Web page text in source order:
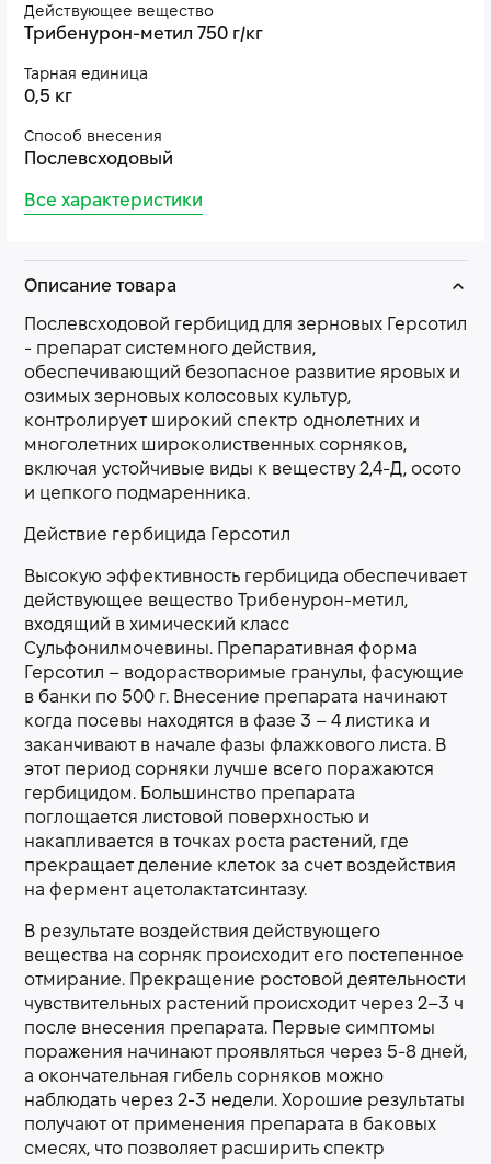
Действующее вещество
Трибенурон-метил 750 г/кг
Тарная единица
0,5 кг
Способ внесения
Послевсходовый
Все характеристики
Описание товара
Послевсходовой гербицид для зерновых Герсотил
- препарат системного действия,
обеспечивающий безопасное развитие яровых и
озимых зерновых колосовых культур,
контролирует широкий спектр однолетних и
многолетних широколиственных сорняков,
включая устойчивые виды к веществу 2,4-Д, осото
и цепкого подмаренника.
Действие гербицида Герсотил
Высокую эффективность гербицида обеспечивает
действующее вещество Трибенурон-метил,
входящий в химический класс
Сульфонилмочевины. Препаративная форма
Герсотил – водорастворимые гранулы, фасующие
в банки по 500 г. Внесение препарата начинают
когда посевы находятся в фазе 3 – 4 листика и
заканчивают в начале фазы флажкового листа. В
этот период сорняки лучше всего поражаются
гербицидом. Большинство препарата
поглощается листовой поверхностью и
накапливается в точках роста растений, где
прекращает деление клеток за счет воздействия
на фермент ацетолактатсинтазу.
В результате воздействия действующего
вещества на сорняк происходит его постепенное
отмирание. Прекращение ростовой деятельности
чувствительных растений происходит через 2–3 ч
после внесения препарата. Первые симптомы
поражения начинают проявляться через 5-8 дней,
а окончательная гибель сорняков можно
наблюдать через 2-3 недели. Хорошие результаты
получают от применения препарата в баковых
смесях, что позволяет расширить спектр